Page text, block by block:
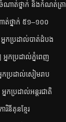
ណាត់ថ្នាក់ និងកំណត់ត្រា
ត់ថ្នាក់ ៥១–១០០
នកប្រដាល់បាត់ដំបង
នកប្រដាល់ភ្នំពេញ
កប្រដាល់សៀមរាប
កប្រដាល់អន្តរជាតិ
នីគុនខ្មែរ